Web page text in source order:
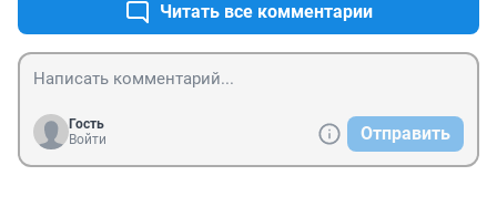
Читать все комментарии
Гость
Войти
Отправить